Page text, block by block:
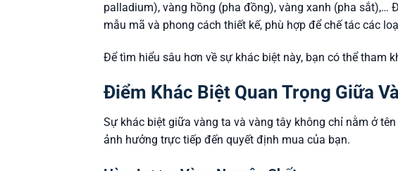
palladium), vàng hồng (pha đồng), vàng xanh (pha sắt),…
mẫu mã và phong cách thiết kế, phù hợp để chế tác các
Để tìm hiểu sâu hơn về sự khác biệt này, bạn có thể tham
Điểm Khác Biệt Quan Trọng Giữa
Sự khác biệt giữa vàng ta và vàng tây không chỉ nằm ở
ảnh hưởng trực tiếp đến quyết định mua của bạn.